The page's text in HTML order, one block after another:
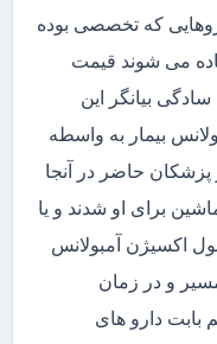
که تخصصی بوده
می شوند قیمت
سادگی بیانگر این
بیمار به واسطه
پزشکان حاضر در آنجا
برای او شدند و یا
اکسیژن آمبولانس
مسیر و در زمان
بابت دارو های